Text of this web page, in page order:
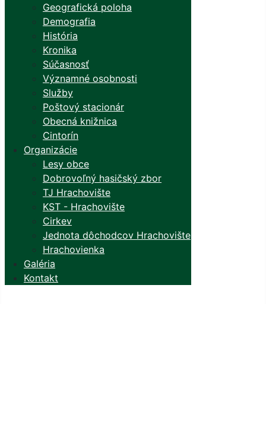
Geografická poloha
Demografia
História
Kronika
Súčasnosť
Významné osobnosti
Služby
Poštový stacionár
Obecná knižnica
Cintorín
Organizácie
Lesy obce
Dobrovoľný hasičský zbor
TJ Hrachovište
KST - Hrachovište
Cirkev
Jednota dôchodcov Hrachovište
Hrachovienka
Galéria
Kontakt